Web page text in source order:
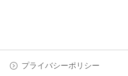
プライバシーポリシー